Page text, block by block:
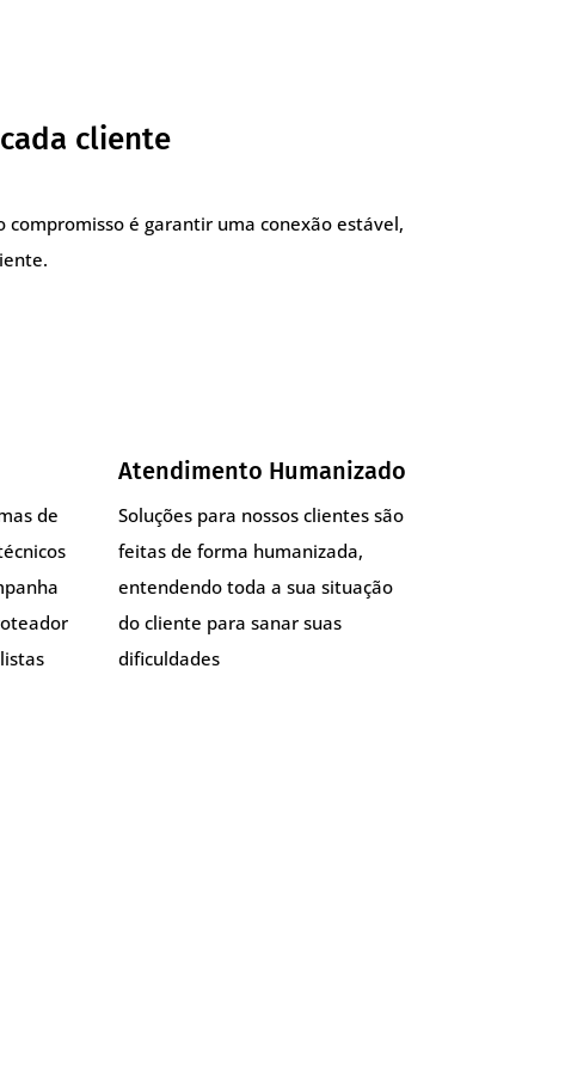
cliente
é garantir uma conexão estável,
de
Atendimento Humanizado
Soluções para nossos clientes são
feitas de forma humanizada,
entendendo toda a sua situação
do cliente para sanar suas
dificuldades